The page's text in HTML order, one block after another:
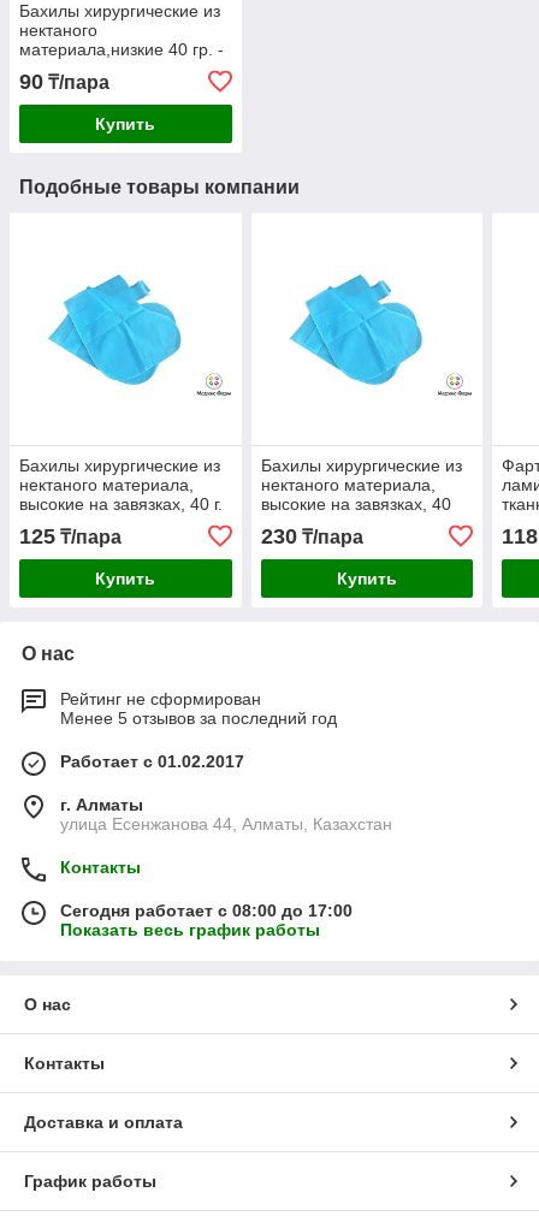
Бахилы хирургические из
нектаного
материала,низкие 40 гр. -
нестерильные
90 ₸/пара
Купить
Подобные товары компании
Бахилы хирургические из
нектаного материала,
высокие на завязках, 40 г.
125 ₸/пара
Купить
Бахилы хирургические из
нектаного материала,
высокие на завязках, 40
230₸/пара
Купить
118
О нас
Рейтинг не сформирован
Менее 5 отзывов за последний год
Работает с 01.02.2017
г. Алматы
улица Есенжанова 44, Алматы, Казахстан
Контакты
Сегодня работает с 08:00 до 17:00
Показать весь график работы
О нас
Контакты
Доставка и оплата
График работы